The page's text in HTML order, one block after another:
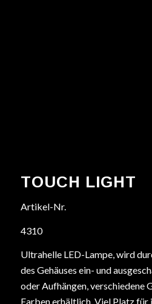
TOUCH LIGHT
Artikel-Nr.
4310
Ultrahelle LED-Lampe, wird
des Gehäuses ein- und
oder Aufhängen, verschiedene
Farben erhältlich. Viel Platz für